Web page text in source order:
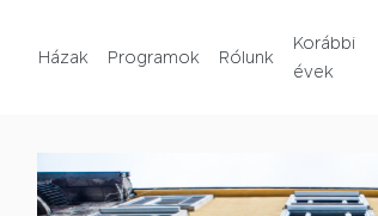
Házak Programok Rólunk
Korábbi
évek